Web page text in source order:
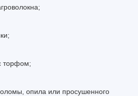
торфом;
опила или просушенного